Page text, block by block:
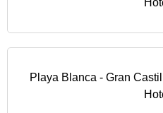
Playa Blanca - Gran